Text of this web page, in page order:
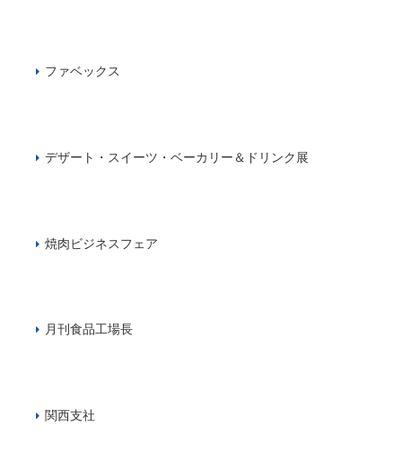
ファベックス
デザート・スイーツ・ベーカリー＆ドリンク展
焼肉ビジネスフェア
月刊食品工場長
関西支社